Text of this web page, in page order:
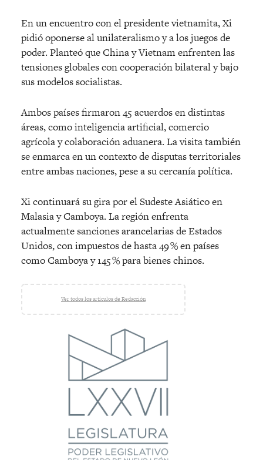
En un encuentro con el presidente vietnamita, Xi
pidió oponerse al unilateralismo y a los juegos de
poder. Planteó que China y Vietnam enfrenten las
tensiones globales con cooperación bilateral y bajo
sus modelos socialistas.
Ambos países firmaron 45 acuerdos en distintas
áreas, como inteligencia artificial, comercio
agrícola y colaboración aduanera. La visita también
se enmarca en un contexto de disputas territoriales
entre ambas naciones, pese a su cercanía política.
Xi continuará su gira por el Sudeste Asiático en
Malasia y Camboya. La región enfrenta
actualmente sanciones arancelarias de Estados
Unidos, con impuestos de hasta 49 % en países
como Camboya y 145 % para bienes chinos.
Ver todos los artículos de Redacción